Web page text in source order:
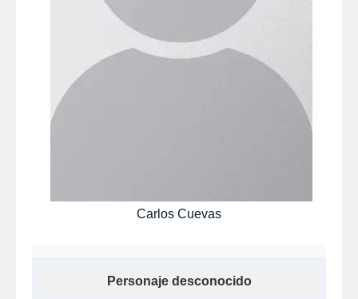
Carlos Cuevas
Personaje desconocido